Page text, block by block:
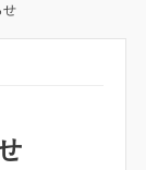
せ